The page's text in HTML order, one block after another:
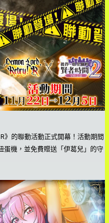
》的聯動活動正式開幕！活動期間
蛋機，並免費贈送「伊葛兒」的守